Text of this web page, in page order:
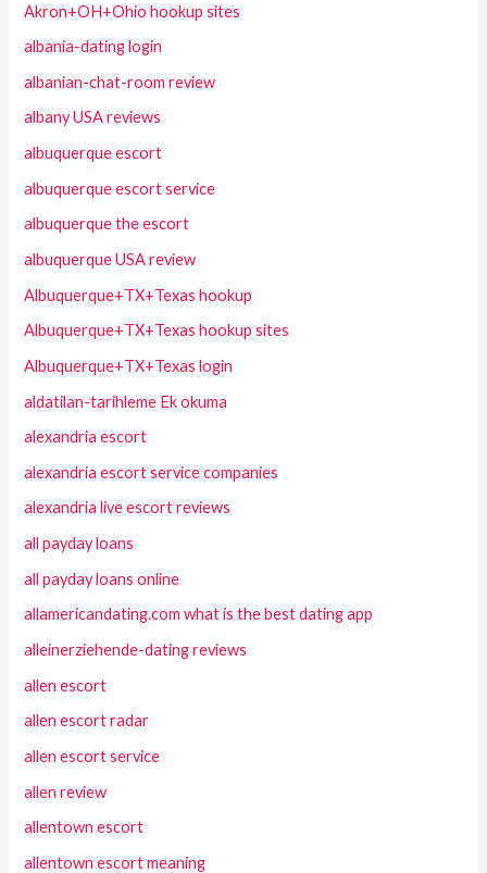
Akron+OH+Ohio hookup sites
albania-dating login
albanian-chat-room review
albany USA reviews
albuquerque escort
albuquerque escort service
albuquerque the escort
albuquerque USA review
Albuquerque+TX+Texas hookup
Albuquerque+TX+Texas hookup sites
Albuquerque+TX+Texas login
aldatilan-tarihleme Ek okuma
alexandria escort
alexandria escort service companies
alexandria live escort reviews
all payday loans
all payday loans online
allamericandating.com what is the best dating app
alleinerziehende-dating reviews
allen escort
allen escort radar
allen escort service
allen review
allentown escort
allentown escort meaning